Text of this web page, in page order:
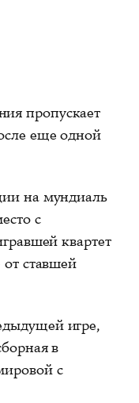
пропускает
еще одной
на мундиаль
с
квартет
ставшей
игре,
в
с